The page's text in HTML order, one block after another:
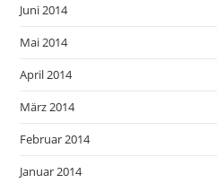
Juni 2014
Mai 2014
April 2014
März 2014
Februar 2014
Januar 2014